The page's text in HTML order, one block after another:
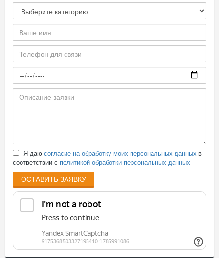
Я даю согласие на обработку моих персональных данных в
соответствии с политикой обработки персональных данных
ОСТАВИТЬ ЗАЯВКУ